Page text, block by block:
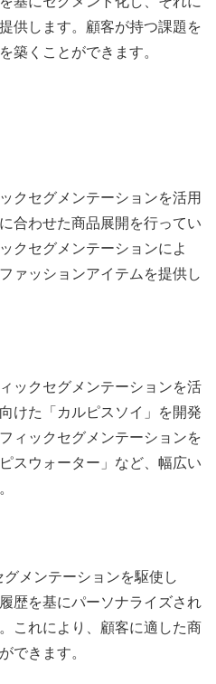
供します。顧客が持つ課題を
築くことができます。
クセグメンテーションを活用
合わせた商品展開を行ってい
クセグメンテーションによ
ァッションアイテムを提供し
ックセグメンテーションを活
けた「カルピスソイ」を開発
ィックセグメンテーションを
スウォーター」など、幅広い
メンテーションを駆使し
歴を基にパーソナライズされ
これにより、顧客に適した商
できます。